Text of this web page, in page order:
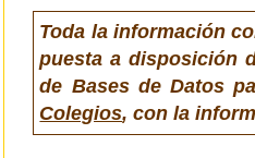
Toda la información
puesta a disposición
de Bases de Datos
Colegios, con la